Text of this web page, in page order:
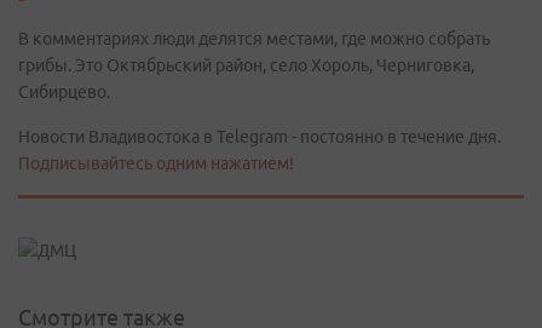
В комментариях люди делятся местами, где можно собрать
грибы. Это Октябрьский район, село Хороль, Черниговка,
Сибирцево.
Новости Владивостока в Telegram - постоянно в течение дня.
Подписывайтесь одним нажатием!
Смотрите также